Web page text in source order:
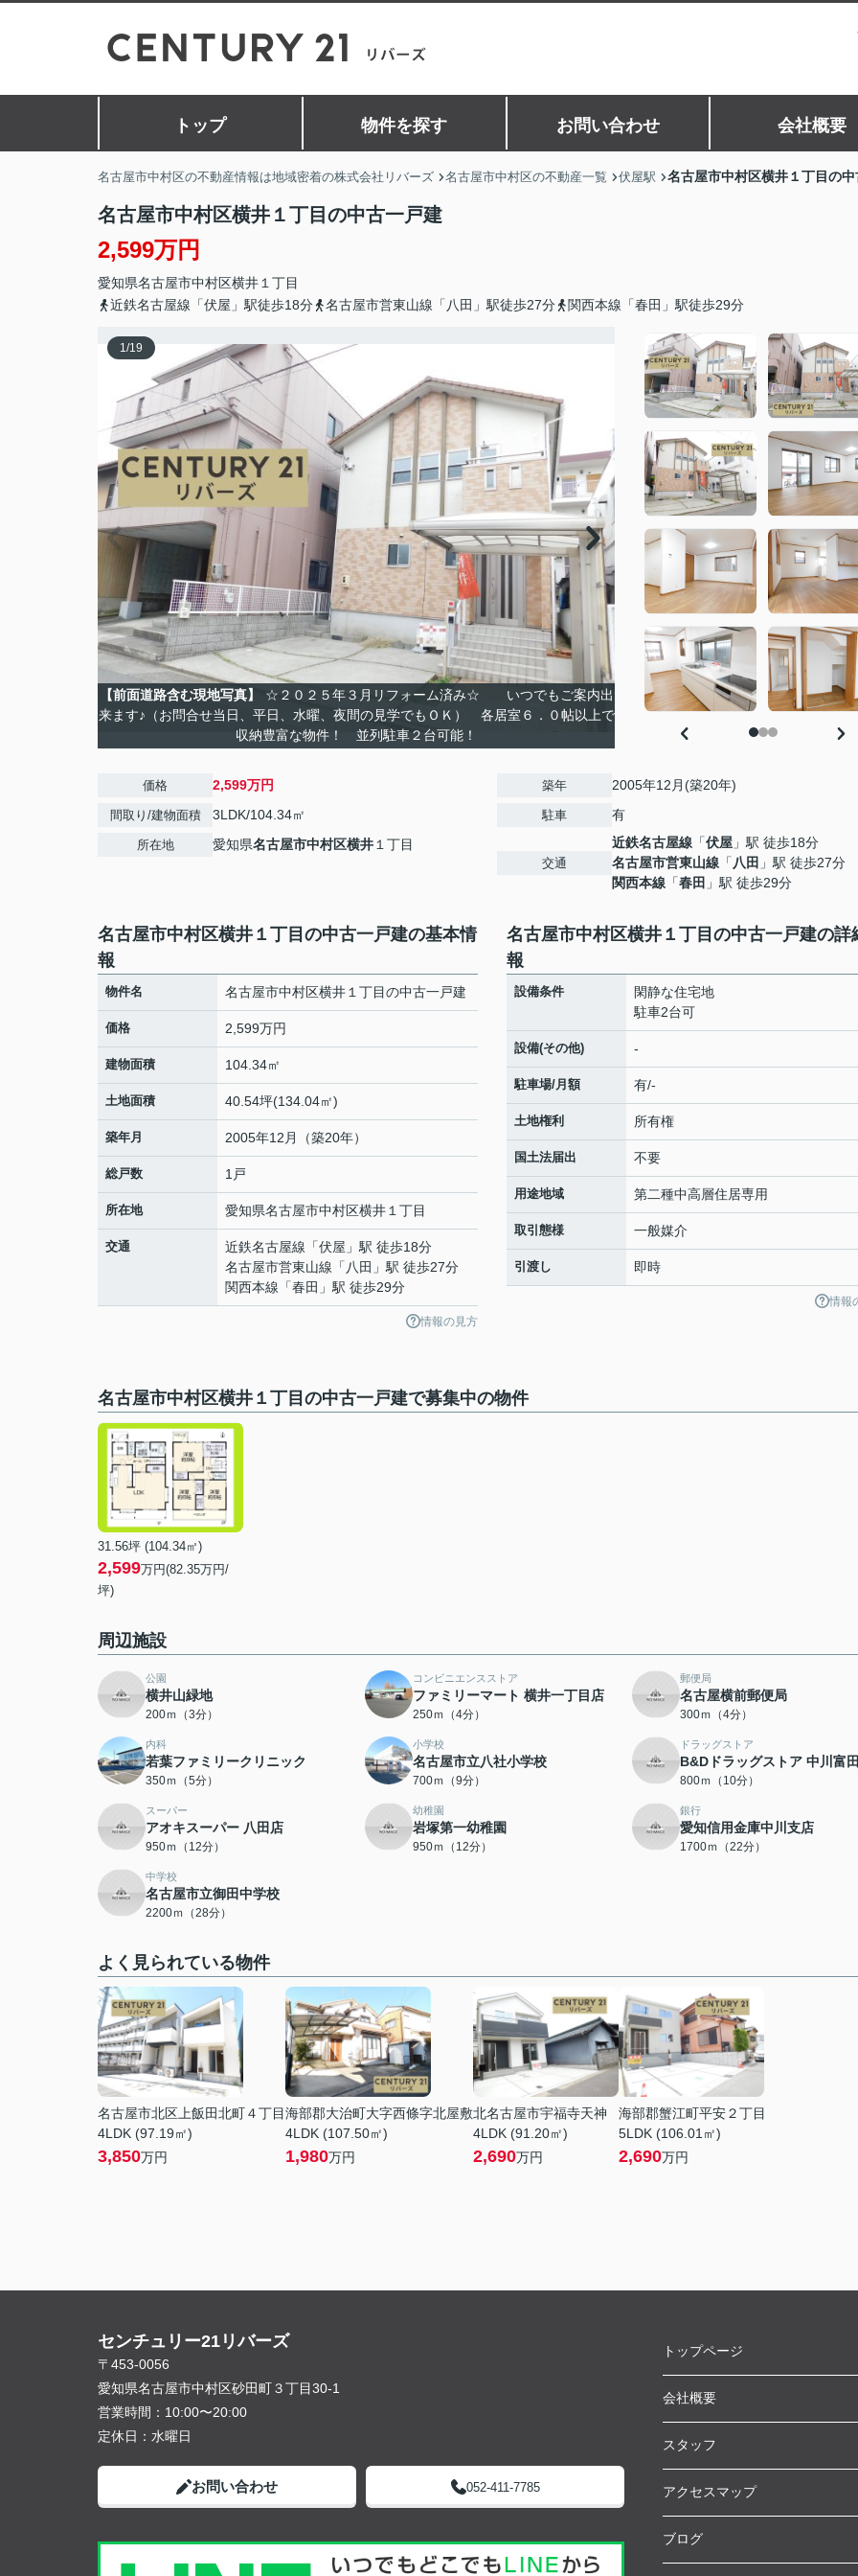
トップ 物件を探す お問い合わせ 会社概要
名古屋市中村区の不動産情報は地域密着の株式会社リバーズ 名古屋市中村区の不動産一覧 伏屋駅 名古屋市中村区横井１丁目の
名古屋市中村区横井１丁目の中古一戸建
2,599万円
愛知県名古屋市中村区横井 １丁目
近鉄名古屋線「伏屋」駅徒歩18分
名古屋市営東山線「八田」駅徒歩27分 関西本線「春田」駅徒歩29分
1/19
【前面道路含む現地写真】
☆２０２５年３月リフォーム済み☆ いつでもご案内出
来ます♪（お問合せ当日、平日、水曜、夜間の見学でもＯＫ） 各居室６．０帖以上で
収納豊富な物件！ 並列駐車２台可能！
価格 2,599万円
間取り/建物面積 3LDK/104.34㎡
所在地 愛知県名古屋市中村区横井 １丁目
築年 2005年12月(築20年)
駐車 有
交通
近鉄名古屋線 「伏屋 」駅 徒歩18分
名古屋市営東山線 「 八田 」駅 徒歩27分
関西本線 「春田 」駅 徒歩29分
名古屋市中村区横井１丁目の中古一戸建の基本情
報
物件名 名古屋市中村区横井１丁目の中古一戸建
価格 2,599万円
建物面積 104.34㎡
土地面積 40.54坪(134.04㎡)
築年月 2005年12月（築20年）
総戸数 1戸
所在地 愛知県名古屋市中村区横井 １丁目
交通 近鉄名古屋線 「伏屋 」駅 徒歩18分
名古屋市営東山線 「 八田 」駅 徒歩27分
関西本線 「春田 」駅 徒歩29分
情報の見方
名古屋市中村区横井１丁目の中古一戸建の詳
報
設備条件
閑静な住宅地
駐車2台可
設備(その他) -
駐車場/月額 有/-
土地権利 所有権
国土法届出 不要
用途地域 第二種中高層住居専用
取引態様 一般媒介
引渡し 即時
情報
名古屋市中村区横井１丁目の中古一戸建で募集中の物件
31.56坪 (104.34㎡)
2,599万円(82.35万円/
坪)
周辺施設
公園
横井山緑地
200ｍ（3分）
コンビニエンスストア
ファミリーマート 横井一丁目店
250ｍ（4分）
郵便局
名古屋横前郵便局
300ｍ（4分）
内科
若葉ファミリークリニック
350ｍ（5分）
小学校
名古屋市立八社小学校
700ｍ（9分）
ドラッグストア
B&Dドラッグストア 中川富
800ｍ（10分）
スーパー
アオキスーパー 八田店
950ｍ（12分）
幼稚園
岩塚第一幼稚園
950ｍ（12分）
銀行
愛知信用金庫中川支店
1700ｍ（22分）
中学校
名古屋市立御田中学校
2200ｍ（28分）
よく見られている物件
名古屋市北区上飯田北町４丁目
4LDK (97.19㎡)
3,850万円
海部郡大治町大字西條字北屋敷
4LDK (107.50㎡)
1,980万円
北名古屋市宇福寺天神
4LDK (91.20㎡)
2,690万円
海部郡蟹江町平安２丁目
5LDK (106.01㎡)
2,690万円
センチュリー21リバーズ
〒453-0056
愛知県名古屋市中村区砂田町３丁目30-1
営業時間： 10:00〜20:00
定休日： 水曜日
お問い合わせ 052-411-7785
トップページ
会社概要
スタッフ
アクセスマップ
ブログ